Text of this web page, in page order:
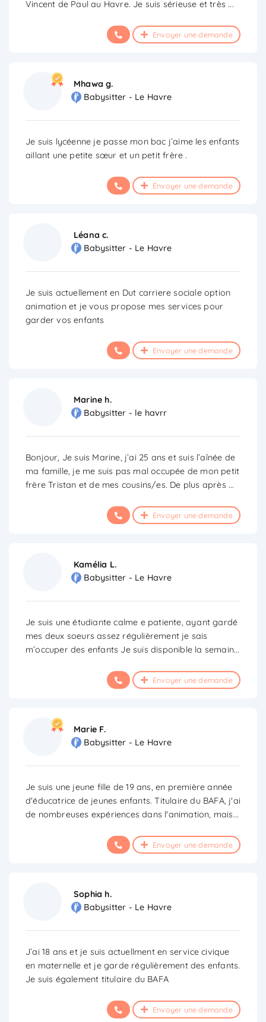
Vincent de Paul au Havre. Je suis sérieuse et très...
Envoyer une demande
Mhawa g.
Babysitter - Le Havre
Je suis lycéenne je passe mon bac j’aime les enfants
aillant une petite sœur et un petit frère .
Envoyer une demande
Léana c.
Babysitter - Le Havre
Je suis actuellement en Dut carriere sociale option
animation et je vous propose mes services pour
garder vos enfants
Envoyer une demande
Marine h.
Babysitter - le havrr
Bonjour, Je suis Marine, j’ai 25 ans et suis l’aînée de
ma famille, je me suis pas mal occupée de mon petit
frère Tristan et de mes cousins/es. De plus après...
Envoyer une demande
Kamélia L.
Babysitter - Le Havre
Je suis une étudiante calme e patiente, ayant gardé
mes deux soeurs assez régulièrement je sais
m’occuper des enfants Je suis disponible la semain...
Envoyer une demande
Marie F.
Babysitter - Le Havre
Je suis une jeune fille de 19 ans, en première année
d'éducatrice de jeunes enfants. Titulaire du BAFA, j'ai
de nombreuses expériences dans l'animation, mais...
Envoyer une demande
Sophia h.
Babysitter - Le Havre
J’ai 18 ans et je suis actuellment en service civique
en maternelle et je garde régulièrement des enfants.
Je suis également titulaire du BAFA
Envoyer une demande